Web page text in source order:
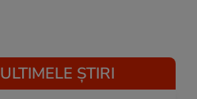
ULTIMELE ȘTIRI